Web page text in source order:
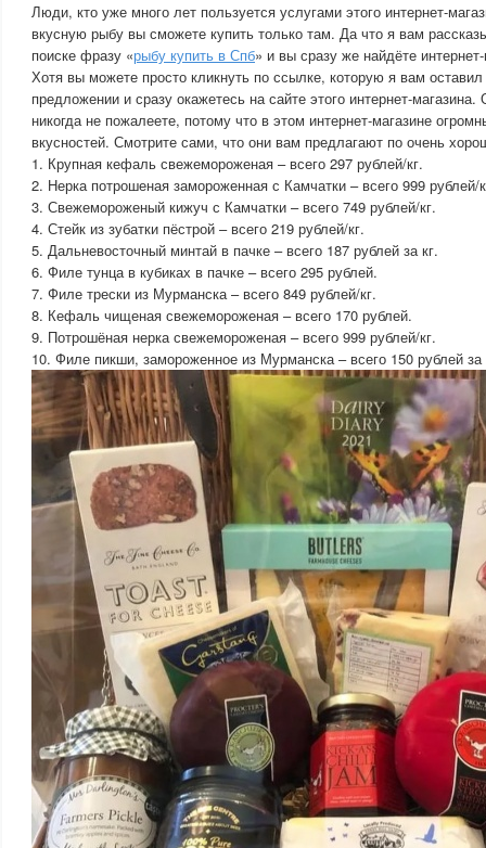
Люди, кто уже много лет пользуется услугами этого интернет-
вкусную рыбу вы сможете купить только там. Да что я вам
поиске фразу «рыбу купить в Спб» и вы сразу же найдёте
Хотя вы можете просто кликнуть по ссылке, которую я вам
предложении и сразу окажетесь на сайте этого интернет-
никогда не пожалеете, потому что в этом интернет-магазине
вкусностей. Смотрите сами, что они вам предлагают по очень
1. Крупная кефаль свежемороженая – всего 297 рублей/кг.
2. Нерка потрошеная замороженная с Камчатки – всего 999 рублей/
3. Свежемороженый кижуч с Камчатки – всего 749 рублей/кг.
4. Стейк из зубатки пёстрой – всего 219 рублей/кг.
5. Дальневосточный минтай в пачке – всего 187 рублей за кг.
6. Филе тунца в кубиках в пачке – всего 295 рублей.
7. Филе трески из Мурманска – всего 849 рублей/кг.
8. Кефаль чищеная свежемороженая – всего 170 рублей.
9. Потрошёная нерка свежемороженая – всего 999 рублей/кг.
10. Филе пикши, замороженное из Мурманска – всего 150 рублей за